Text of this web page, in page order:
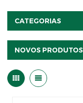
CATEGORIAS
NOVOS PRODUTOS